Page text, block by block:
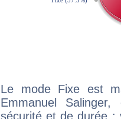
Le mode Fixe est
Emmanuel
sécurité et de durée :